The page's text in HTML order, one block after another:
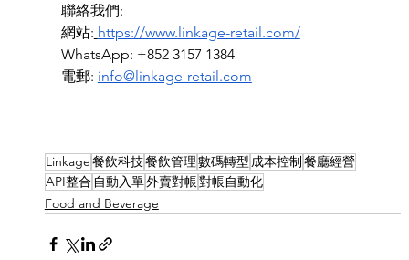
聯絡我們:
網站: https://www.linkage-retail.com/
WhatsApp: +852 3157 1384
電郵: info@linkage-retail.com
Linkage餐飲科技餐飲管理數碼轉型 成本控制餐廳經營
API整合 自動入單外賣對帳對帳自動化
Food and Beverage